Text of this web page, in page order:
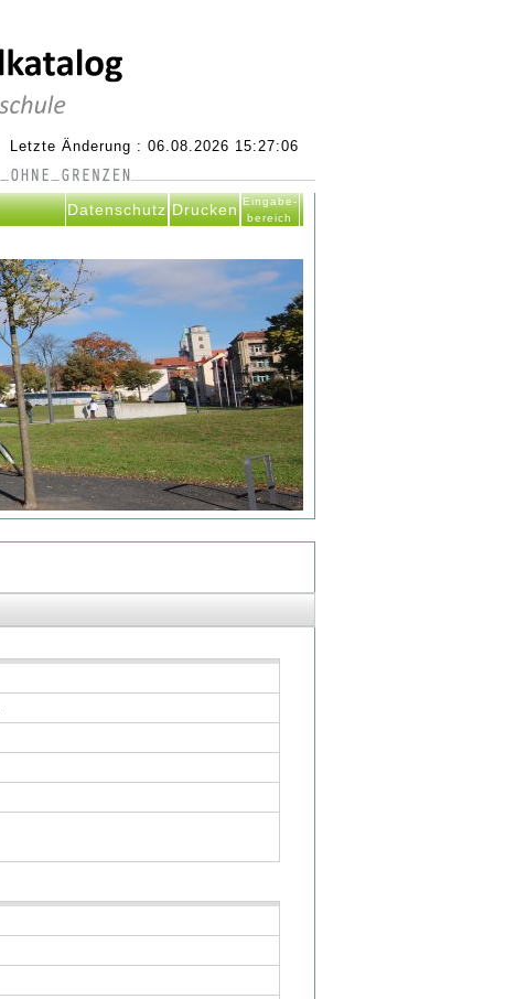
Letzte Änderung : 06.08.2026 15:27:06
Datenschutz Drucken Eingabe-
bereich